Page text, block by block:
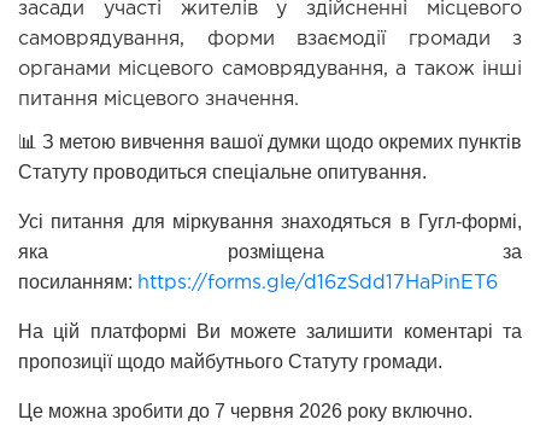
засади участі жителів у здійсненні місцевого
самоврядування, форми взаємодії громади з
органами місцевого самоврядування, а також інші
питання місцевого значення.
📊 З метою вивчення вашої думки щодо окремих пунктів
Статуту проводиться спеціальне опитування.
Усі питання для міркування знаходяться в Гугл-формі,
яка розміщена за
посиланням: https://forms.gle/d16zSdd17HaPinET6
На цій платформі Ви можете залишити коментарі та
пропозиції щодо майбутнього Статуту громади.
Це можна зробити до 7 червня 2026 року включно.